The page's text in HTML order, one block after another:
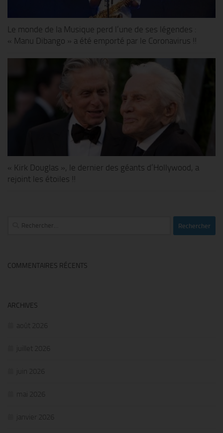
Le monde de la Musique perd l’une de ses légendes :
« Manu Dibango » a été emporté par le Coronavirus !!
« Kirk Douglas », le dernier des géants d’Hollywood, a
rejoint les étoiles !!
Rechercher :
COMMENTAIRES RÉCENTS
ARCHIVES
août 2026
juillet 2026
juin 2026
mai 2026
janvier 2026